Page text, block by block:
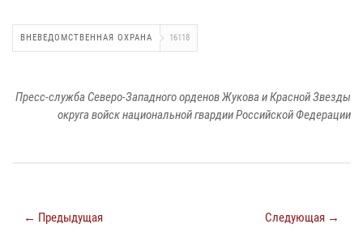
ВНЕВЕДОМСТВЕННАЯ ОХРАНА 16118
Пресс-служба Северо-Западного орденов Жукова и Красной Звезды
округа войск национальной гвардии Российской Федерации
← Предыдущая Следующая →